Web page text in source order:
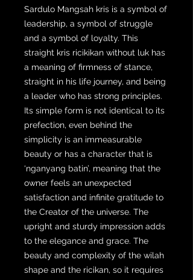
Sardulo Mangsah kris is a symbol of
leadership, a symbol of struggle
and a symbol of loyalty. This
straight kris ricikikan without luk has
a meaning of firmness of stance,
straight in his life journey, and being
a leader who has strong principles.
Its simple form is not identical to its
prefection, even behind the
simplicity is an immeasurable
beauty or has a character that is
‘nganyang batin’, meaning that the
owner feels an unexpected
satisfaction and infinite gratitude to
the Creator of the universe. The
upright and sturdy impression adds
to the elegance and grace. The
beauty and complexity of the wilah
shape and the ricikan, so it requires